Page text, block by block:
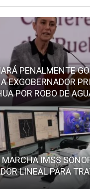
PENALMENTE
EXGOBERNADOR
POR ROBO DE
IMSS
LINEAL PARA